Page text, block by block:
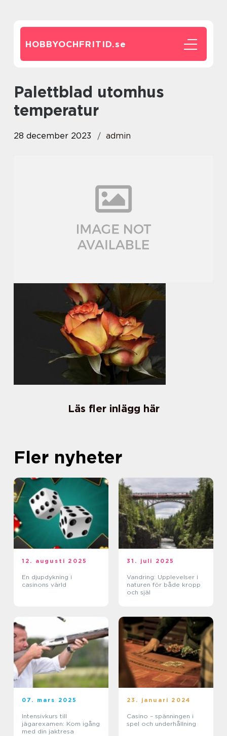
HOBBYOCHFRITID.se
palettblad utomhus
temperatur
28 december 2023 admin
Läs fler inlägg här
Fler nyheter
12. augusti 2025
En djupdykning i
casinons värld
31. juli 2025
Vandring: Upplevelser i
naturen för både kropp
och själ
07. mars 2025
Intensivkurs till
jägarexamen: Kom igång
med din jaktresa
23. januari 2024
Casino – spänningen i
spel och underhållning